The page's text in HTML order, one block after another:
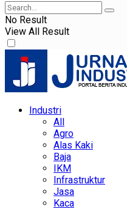
No Result
View All Result
Industri
All
Agro
Alas Kaki
Baja
IKM
Infrastruktur
Jasa
Kaca